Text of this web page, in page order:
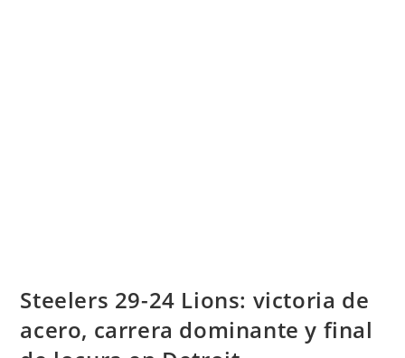
Steelers 29-24 Lions: victoria de
acero, carrera dominante y final